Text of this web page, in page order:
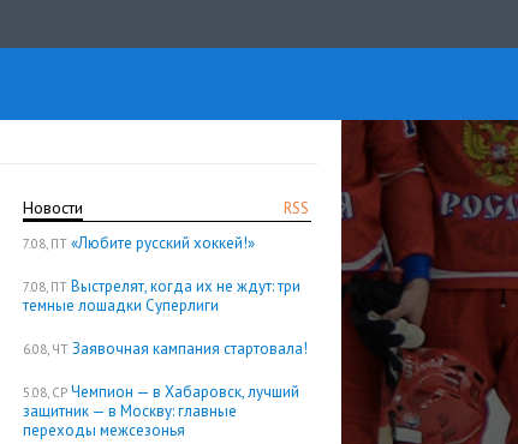
RSS
Новости
7.08, ПТ «Любите русский хоккей!»
7.08, ПТ Выстрелят, когда их не ждут: три
темные лошадки Суперлиги
6.08, ЧТ Заявочная кампания стартовала!
5.08, СР Чемпион — в Хабаровск, лучший
защитник — в Москву: главные
переходы межсезонья